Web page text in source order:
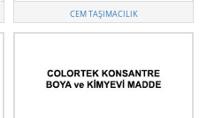
CEM TAŞIMACILIK